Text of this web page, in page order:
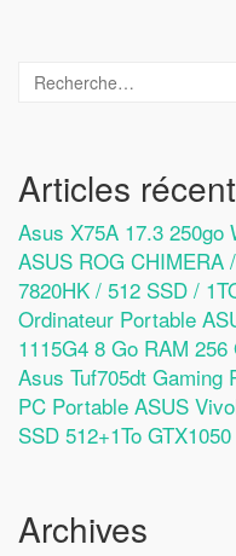
Articles
Asus X75A 17.3 250go
ASUS ROG CHIMERA
7820HK / 512 SSD /
Ordinateur Portable
1115G4 8 Go RAM 256
Asus Tuf705dt Gaming
PC Portable ASUS
SSD 512+1To
Archives